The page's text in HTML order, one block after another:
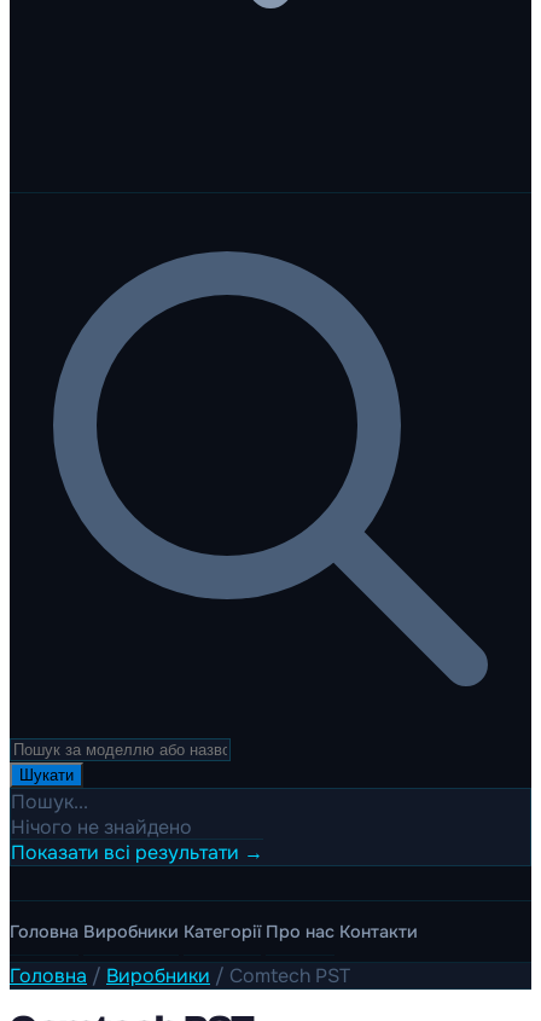
Шукати
Пошук...
Нічого не знайдено
Показати всі результати →
Головна Виробники Категорії Про нас Контакти
Головна / Виробники / Comtech PST